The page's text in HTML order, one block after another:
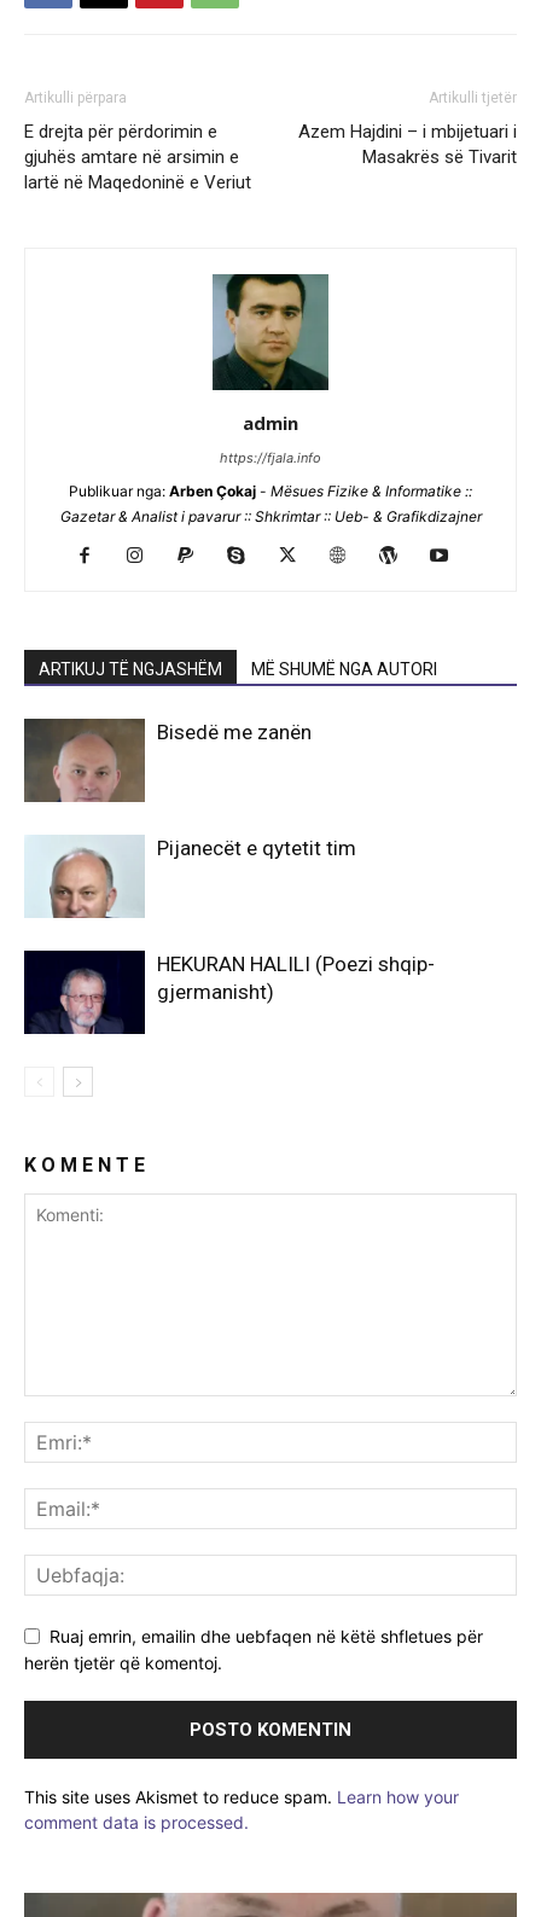
Artikulli përpara
E drejta për përdorimin e
gjuhës amtare në arsimin e
lartë në Maqedoninë e Veriut
Artikulli tjetër
Azem Hajdini – i mbijetuari i
Masakrës së Tivarit
admin
https://fjala.info
Publikuar nga: Arben Çokaj - Mësues Fizike & Informatike ::
Gazetar & Analist i pavarur :: Shkrimtar :: Ueb- & Grafikdizajner
ARTIKUJ TË NGJASHËM MË SHUMË NGA AUTORI
Bisedë me zanën
Pijanecët e qytetit tim
HEKURAN HALILI (Poezi shqip-
gjermanisht)
K O M E N T E
Ruaj emrin, emailin dhe uebfaqen në këtë shfletues për
herën tjetër që komentoj.
This site uses Akismet to reduce spam. Learn how your
comment data is processed.